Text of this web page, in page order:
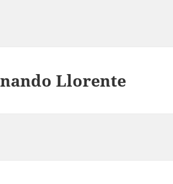
Llorente